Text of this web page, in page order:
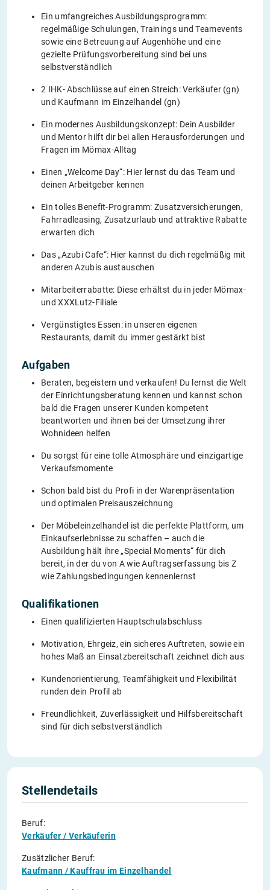
Ein umfangreiches Ausbildungsprogramm:
regelmäßige Schulungen, Trainings und Teamevents
sowie eine Betreuung auf Augenhöhe und eine
gezielte Prüfungsvorbereitung sind bei uns
selbstverständlich
2 IHK- Abschlüsse auf einen Streich: Verkäufer (gn)
und Kaufmann im Einzelhandel (gn)
Ein modernes Ausbildungskonzept: Dein Ausbilder
und Mentor hilft dir bei allen Herausforderungen und
Fragen im Mömax-Alltag
Einen „Welcome Day“: Hier lernst du das Team und
deinen Arbeitgeber kennen
Ein tolles Benefit-Programm: Zusatzversicherungen,
Fahrradleasing, Zusatzurlaub und attraktive Rabatte
erwarten dich
Das „Azubi Cafe“: Hier kannst du dich regelmäßig mit
anderen Azubis austauschen
Mitarbeiterrabatte: Diese erhältst du in jeder Mömax-
und XXXLutz-Filiale
Vergünstigtes Essen: in unseren eigenen
Restaurants, damit du immer gestärkt bist
Aufgaben
Beraten, begeistern und verkaufen! Du lernst die Welt
der Einrichtungsberatung kennen und kannst schon
bald die Fragen unserer Kunden kompetent
beantworten und ihnen bei der Umsetzung ihrer
Wohnideen helfen
Du sorgst für eine tolle Atmosphäre und einzigartige
Verkaufsmomente
Schon bald bist du Profi in der Warenpräsentation
und optimalen Preisauszeichnung
Der Möbeleinzelhandel ist die perfekte Plattform, um
Einkaufserlebnisse zu schaffen – auch die
Ausbildung hält ihre „Special Moments“ für dich
bereit, in der du von A wie Auftragserfassung bis Z
wie Zahlungsbedingungen kennenlernst
Qualifikationen
Einen qualifizierten Hauptschulabschluss
Motivation, Ehrgeiz, ein sicheres Auftreten, sowie ein
hohes Maß an Einsatzbereitschaft zeichnet dich aus
Kundenorientierung, Teamfähigkeit und Flexibilität
runden dein Profil ab
Freundlichkeit, Zuverlässigkeit und Hilfsbereitschaft
sind für dich selbstverständlich
Stellendetails
Beruf:
Verkäufer / Verkäuferin
Zusätzlicher Beruf:
Kaufmann / Kauffrau im Einzelhandel